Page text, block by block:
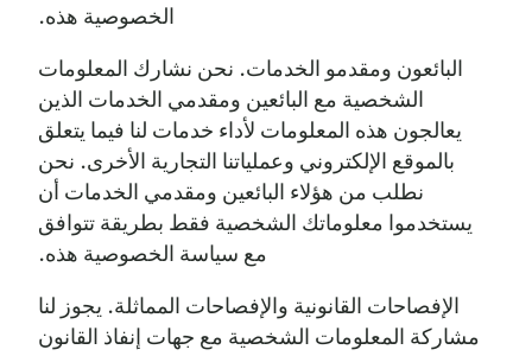
الخصوصية هذه.
البائعون ومقدمو الخدمات. نحن نشارك المعلومات
الشخصية مع البائعين ومقدمي الخدمات الذين
يعالجون هذه المعلومات لأداء خدمات لنا فيما يتعلق
بالموقع الإلكتروني وعملياتنا التجارية الأخرى. نحن
نطلب من هؤلاء البائعين ومقدمي الخدمات أن
يستخدموا معلوماتك الشخصية فقط بطريقة تتوافق
مع سياسة الخصوصية هذه.
الإفصاحات القانونية والإفصاحات المماثلة. يجوز لنا
مشاركة المعلومات الشخصية مع جهات إنفاذ القانون